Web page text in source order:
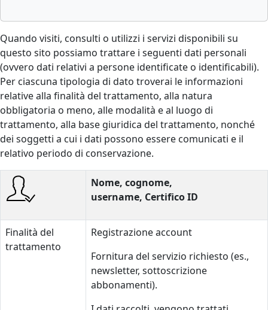
Quando visiti, consulti o utilizzi i servizi disponibili su
questo sito possiamo trattare i seguenti dati personali
(ovvero dati relativi a persone identificate o identificabili).
Per ciascuna tipologia di dato troverai le informazioni
relative alla finalità del trattamento, alla natura
obbligatoria o meno, alle modalità e al luogo di
trattamento, alla base giuridica del trattamento, nonché
dei soggetti a cui i dati possono essere comunicati e il
relativo periodo di conservazione.
Nome, cognome,
username, Certifico ID
Finalità del
trattamento
Registrazione account
Fornitura del servizio richiesto (es.,
newsletter, sottoscrizione
abbonamenti).